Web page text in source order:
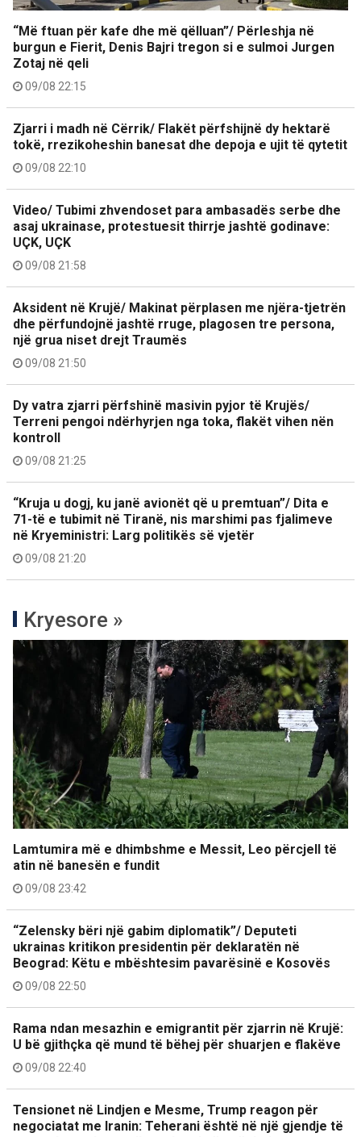
“Më ftuan për kafe dhe më qëlluan”/ Përleshja në
burgun e Fierit, Denis Bajri tregon si e sulmoi Jurgen
Zotaj në qeli
09/08 22:15
Zjarri i madh në Cërrik/ Flakët përfshijnë dy hektarë
tokë, rrezikoheshin banesat dhe depoja e ujit të qytetit
09/08 22:10
Video/ Tubimi zhvendoset para ambasadës serbe dhe
asaj ukrainase, protestuesit thirrje jashtë godinave:
UÇK, UÇK
09/08 21:58
Aksident në Krujë/ Makinat përplasen me njëra-tjetrën
dhe përfundojnë jashtë rruge, plagosen tre persona,
një grua niset drejt Traumës
09/08 21:50
Dy vatra zjarri përfshinë masivin pyjor të Krujës/
Terreni pengoi ndërhyrjen nga toka, flakët vihen nën
kontroll
09/08 21:25
“Kruja u dogj, ku janë avionët që u premtuan”/ Dita e
71-të e tubimit në Tiranë, nis marshimi pas fjalimeve
në Kryeministri: Larg politikës së vjetër
09/08 21:20
Kryesore »
Lamtumira më e dhimbshme e Messit, Leo përcjell të
atin në banesën e fundit
09/08 23:42
“Zelensky bëri një gabim diplomatik”/ Deputeti
ukrainas kritikon presidentin për deklaratën në
Beograd: Këtu e mbështesim pavarësinë e Kosovës
09/08 22:50
Rama ndan mesazhin e emigrantit për zjarrin në Krujë:
U bë gjithçka që mund të bëhej për shuarjen e flakëve
09/08 22:40
Tensionet në Lindjen e Mesme, Trump reagon për
negociatat me Iranin: Teherani është në një gjendje të